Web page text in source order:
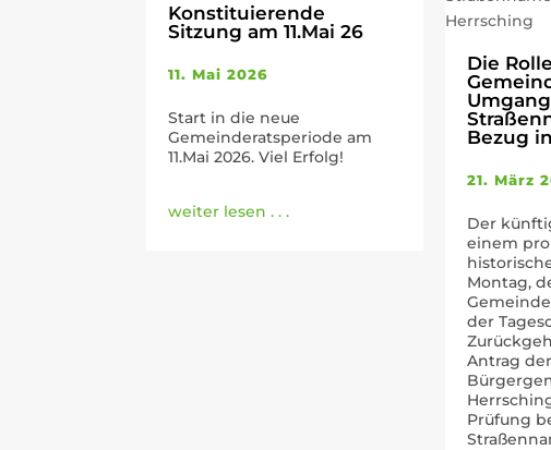
Konstituierende
Sitzung am 11.Mai 26
11. Mai 2026
Start in die neue
Gemeinderatsperiode am
11.Mai 2026. Viel Erfolg!
weiter lesen . . .
Die
Bezug
21. März
Der
einem
Montag,
der
Antrag der
Prüfung